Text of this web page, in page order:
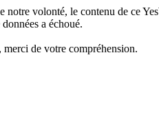
notre volonté, le contenu de ce
a échoué.
de votre compréhension.